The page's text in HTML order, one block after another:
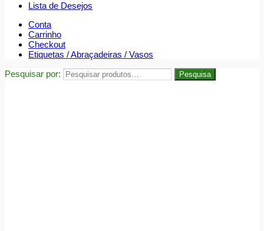
Lista de Desejos
Conta
Carrinho
Checkout
Etiquetas / Abraçadeiras / Vasos
Pesquisar por:
Pesquisa